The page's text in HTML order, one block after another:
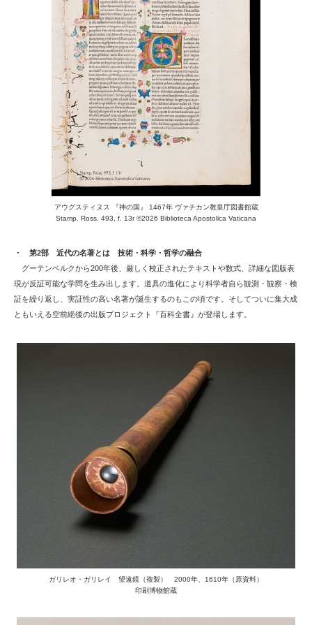
アウグスティヌス 『神の国』 1467年 ヴァチカン教皇庁図書館蔵
Stamp. Ross. 493, f. 13r ©2026 Biblioteca Apostolica Vaticana
・ 第2部 近代の名著とは 技術・科学・哲学の融合
グーテンベルクから200年後、厳しく校正されたテキストや数式、詳細な図版表
現が反証可能な学問を生み出します。道具の進化により科学者自ら観測・観察・検
証を繰り返し、実証性の高い名著が誕生するのもこの頃です。そしてついに集大成
ともいえる空前絶後の出版プロジェクト『百科全書』が登場します。
ガリレオ・ガリレイ 望遠鏡（複製） 2000年、1610年（原資料）
印刷博物館蔵